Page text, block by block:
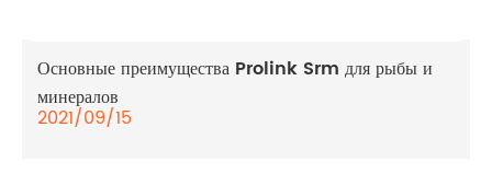
Основные преимущества Prolink Srm для рыбы и
минералов
2021/09/15